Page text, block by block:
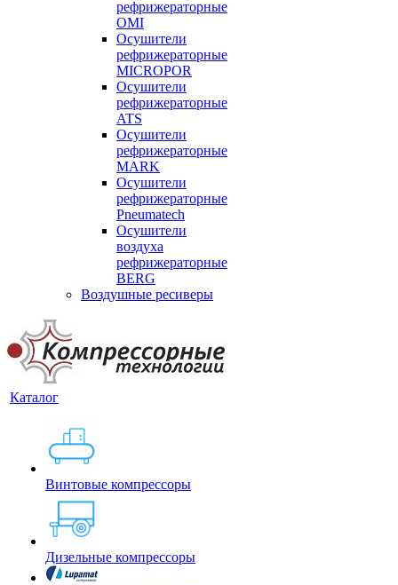
рефрижераторные
OMI
Осушители
рефрижераторные
MICROPOR
Осушители
рефрижераторные
ATS
Осушители
рефрижераторные
MARK
Осушители
рефрижераторные
Pneumatech
Осушители
воздуха
рефрижераторные
BERG
Воздушные ресиверы
Каталог
Винтовые компрессоры
Дизельные компрессоры